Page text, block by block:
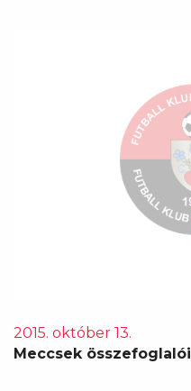
2015. október 13.
Meccsek összefoglalói